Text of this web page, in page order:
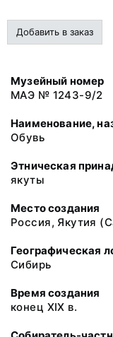
Добавить в заказ
Музейный номер
МАЭ № 1243-9/2
Наименование,
Обувь
Этническая
якуты
Место создания
Россия, Якутия
Географическая
Сибирь
Время создания
конец XIX в.